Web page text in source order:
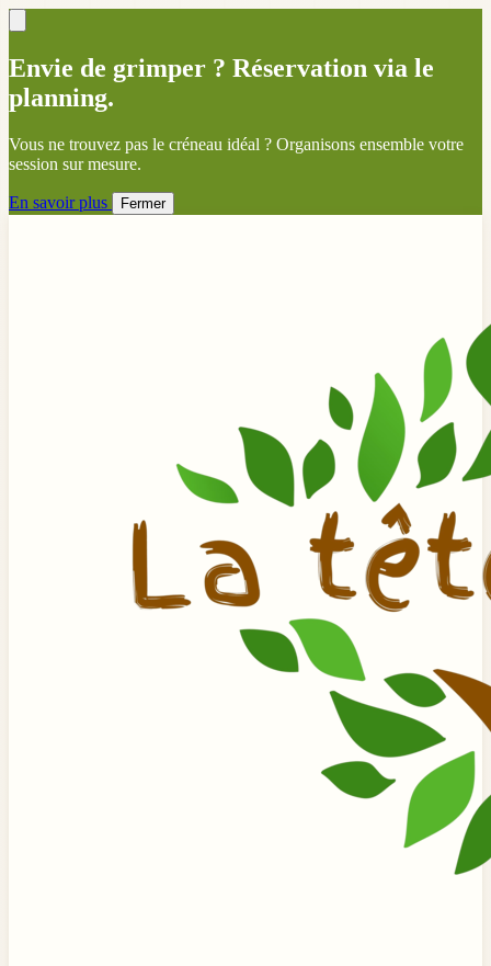
Envie de grimper ? Réservation via le
planning.
Vous ne trouvez pas le créneau idéal ? Organisons ensemble votre
session sur mesure.
En savoir plus Fermer